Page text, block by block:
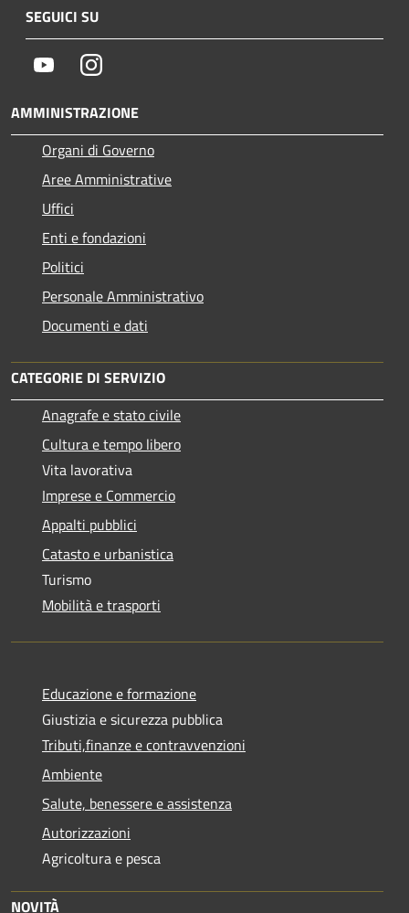
SEGUICI SU
YoutubeInstagram
AMMINISTRAZIONE
Organi di Governo
Aree Amministrative
Uffici
Enti e fondazioni
Politici
Personale Amministrativo
Documenti e dati
CATEGORIE DI SERVIZIO
Anagrafe e stato civile
Cultura e tempo libero
Vita lavorativa
Imprese e Commercio
Appalti pubblici
Catasto e urbanistica
Turismo
Mobilità e trasporti
Educazione e formazione
Giustizia e sicurezza pubblica
Tributi,finanze e contravvenzioni
Ambiente
Salute, benessere e assistenza
Autorizzazioni
Agricoltura e pesca
NOVITÀ